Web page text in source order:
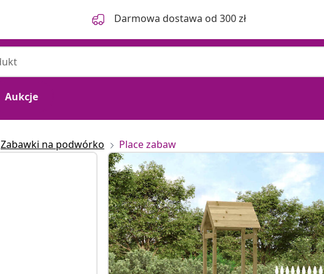
Darmowa dostawa od 300 zł
Aukcje
Zabawki na podwórko Place zabaw